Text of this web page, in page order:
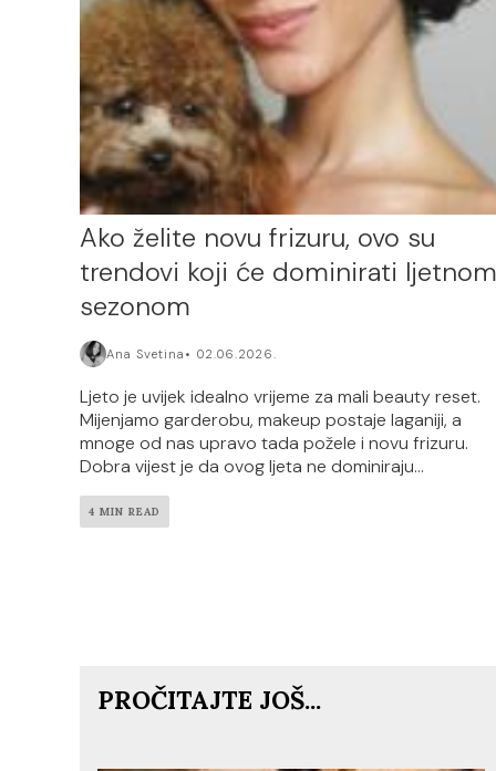
Ako želite novu frizuru, ovo su
trendovi koji će dominirati ljetnom
sezonom
Ana Svetina 02.06.2026.
Ljeto je uvijek idealno vrijeme za mali beauty reset.
Mijenjamo garderobu, makeup postaje laganiji, a
mnoge od nas upravo tada požele i novu frizuru.
Dobra vijest je da ovog ljeta ne dominiraju...
4 MIN READ
PROČITAJTE JOŠ...